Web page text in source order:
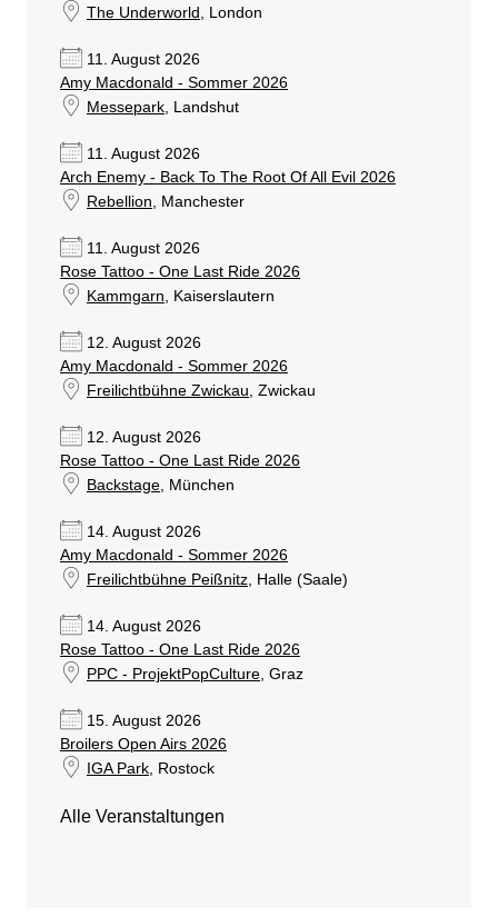
The Underworld , London
11. August 2026
Amy Macdonald - Sommer 2026
Messepark, Landshut
11. August 2026
Arch Enemy - Back To The Root Of All Evil 2026
Rebellion , Manchester
11. August 2026
Rose Tattoo - One Last Ride 2026
Kammgarn , Kaiserslautern
12. August 2026
Amy Macdonald - Sommer 2026
Freilichtbühne Zwickau , Zwickau
12. August 2026
Rose Tattoo - One Last Ride 2026
Backstage, München
14. August 2026
Amy Macdonald - Sommer 2026
Freilichtbühne Peißnitz, Halle (Saale)
14. August 2026
Rose Tattoo - One Last Ride 2026
PPC - ProjektPopCulture, Graz
15. August 2026
Broilers Open Airs 2026
IGA Park, Rostock
Alle Veranstaltungen